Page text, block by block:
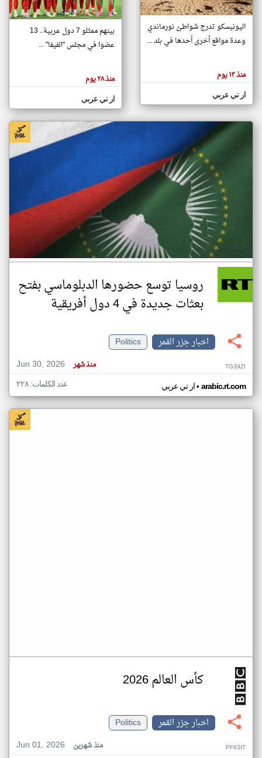
تغيير الدولة
اخبار جزر القمر على مدار الساعة
أهم اخبار جزر القمر العاجلة والمباشرة
هنا عن
وجهة
كاتبيها.
اليونيسكو تدرج شواطئ نورماندي
وعدة مواقع أخرى أحدها في بلد ...
منذ ١٣ يوم
ار تي عربي
بينهم ممثلو 7 دول عربية.. 13
عضوا في مجلس "الفيفا" ...
منذ ٢٨ يوم
ار تي عربي
روسيا توسع حضورها الدبلوماسي بفتح
بعثات جديدة في 4 دول أفريقية
اخبار جزر القمر
Politics
Jun 30, 2026
منذ شهر TG39ZI
ار تي عربي• arabic.rt.com عدد الكلمات: ٢٢٨
كأس العالم 2026
اخبار جزر القمر
Politics
Jun 01, 2026
منذ شهرين PF63IT
klyoum.com